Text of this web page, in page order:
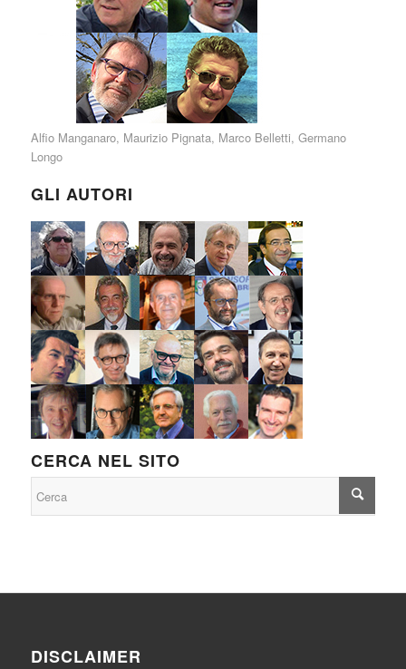
Alfio Manganaro, Maurizio Pignata, Marco Belletti, Germano
Longo
GLI AUTORI
CERCA NEL SITO
DISCLAIMER